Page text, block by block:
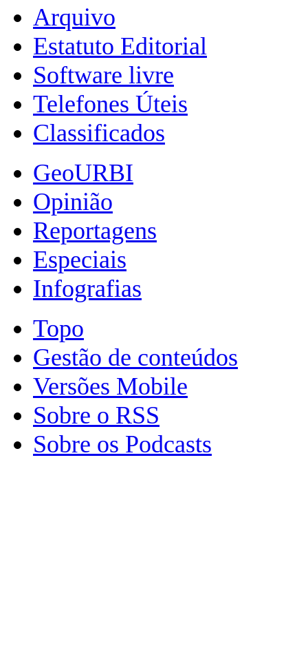
Arquivo
Estatuto Editorial
Software livre
Telefones Úteis
Classificados
GeoURBI
Opinião
Reportagens
Especiais
Infografias
Topo
Gestão de conteúdos
Versões Mobile
Sobre o RSS
Sobre os Podcasts